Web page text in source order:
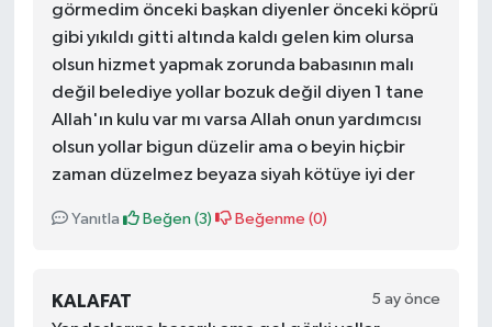
görmedim önceki başkan diyenler önceki köprü
gibi yıkıldı gitti altında kaldı gelen kim olursa
olsun hizmet yapmak zorunda babasının malı
değil belediye yollar bozuk değil diyen 1 tane
Allah'ın kulu var mı varsa Allah onun yardımcısı
olsun yollar bigun düzelir ama o beyin hiçbir
zaman düzelmez beyaza siyah kötüye iyi der
Yanıtla Beğen (3) Beğenme (0)
KALAFAT 5 ay önce